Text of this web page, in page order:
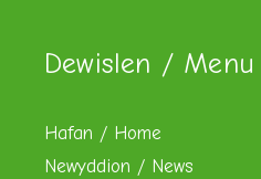
Dewislen / Menu
Hafan / Home
Newyddion / News